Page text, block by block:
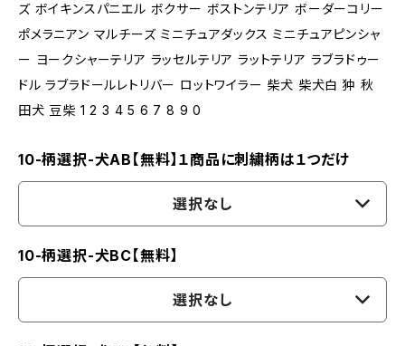
ズ ボイキンスパニエル ボクサー ボストンテリア ボーダーコリー
ポメラニアン マルチーズ ミニチュアダックス ミニチュアピンシャ
ー ヨークシャーテリア ラッセルテリア ラットテリア ラブラドゥー
ドル ラブラドールレトリバー ロットワイラー 柴犬 柴犬白 狆 秋
田犬 豆柴 1 2 3 4 5 6 7 8 9 0
10-柄選択-犬AB【無料】１商品に刺繍柄は１つだけ
選択なし
10-柄選択-犬BC【無料】
選択なし